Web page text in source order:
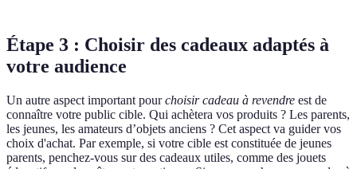
Étape 3 : Choisir des cadeaux adaptés à
votre audience
Un autre aspect important pourchoisir cadeau à revendre est de
connaître votre public cible. Qui achètera vos produits ? Les parents,
les jeunes, les amateurs d’objets anciens ? Cet aspect va guider vos
choix d'achat. Par exemple, si votre cible est constituée de jeunes
parents, penchez-vous sur des cadeaux utiles, comme des jouets